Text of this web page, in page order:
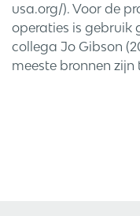
usa.org/). Voor de
operaties is gebruik
collega Jo Gibson
meeste bronnen